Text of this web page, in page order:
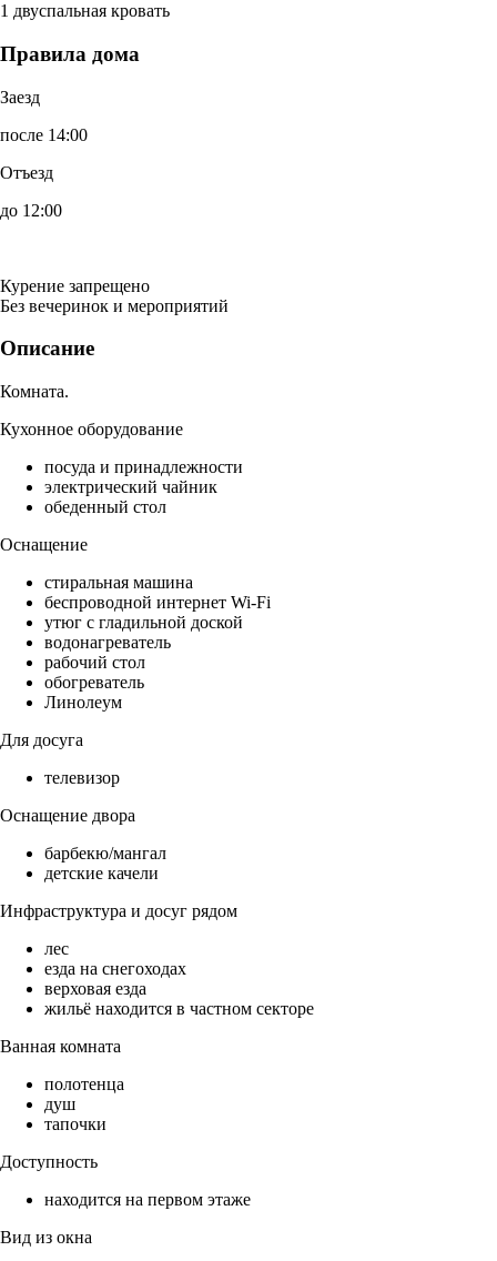
1 двуспальная кровать
Правила дома
Заезд
после 14:00
Отъезд
до 12:00
Курение запрещено
Без вечеринок и мероприятий
Описание
Комната.
Кухонное оборудование
посуда и принадлежности
электрический чайник
обеденный стол
Оснащение
стиральная машина
беспроводной интернет Wi-Fi
утюг с гладильной доской
водонагреватель
рабочий стол
обогреватель
Линолеум
Для досуга
телевизор
Оснащение двора
барбекю/мангал
детские качели
Инфраструктура и досуг рядом
лес
езда на снегоходах
верховая езда
жильё находится в частном секторе
Ванная комната
полотенца
душ
тапочки
Доступность
находится на первом этаже
Вид из окна